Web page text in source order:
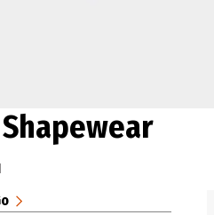
Shapewear